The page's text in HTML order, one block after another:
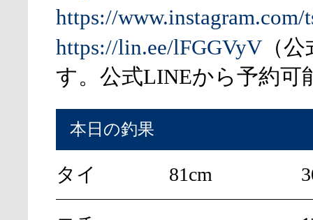
https://www.instagram.com/
https://lin.ee/lFGGVyV （
す。公式LINEから予約可
本日の釣果
タイ 81cm